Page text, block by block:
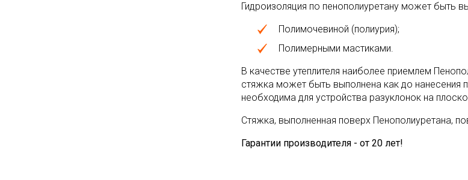
Гидроизоляция по пенополиуретану может быть
Полимочевиной (полиурия);
Полимерными мастиками.
В качестве утеплителя наиболее приемлем
стяжка может быть выполнена как до нанесения
необходима для устройства разуклонок на
Стяжка, выполненная поверх Пенополиуретана,
Гарантии производителя - от 20 лет!